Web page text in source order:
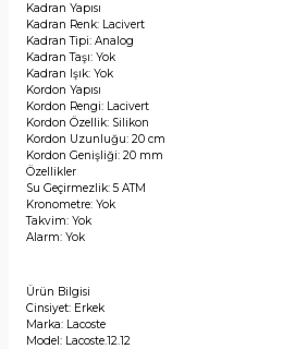
Kadran Yapısı
Kadran Renk: Lacivert
Kadran Tipi: Analog
Kadran Taşı: Yok
Kadran Işık: Yok
Kordon Yapısı
Kordon Rengi: Lacivert
Kordon Özellik: Silikon
Kordon Uzunluğu: 20 cm
Kordon Genişliği: 20 mm
Özellikler
Su Geçirmezlik: 5 ATM
Kronometre: Yok
Takvim: Yok
Alarm: Yok
Ürün Bilgisi
Cinsiyet: Erkek
Marka: Lacoste
Model: Lacoste.12.12